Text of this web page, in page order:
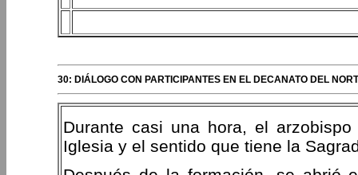
30: DIÁLOGO CON PARTICIPANTES EN EL DECANATO DEL
Durante casi una hora, el
Iglesia y el sentido que tiene la